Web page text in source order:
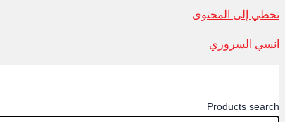
تخطي إلى المحتوى
انسي السروري
Products search